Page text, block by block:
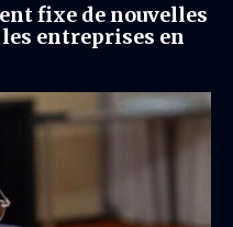
fixe de nouvelles
entreprises en